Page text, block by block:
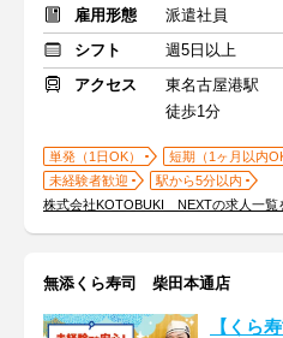
雇用形態
派遣社員
シフト
週5日以上
アクセス
東名古屋港駅
徒歩1分
単発（1日OK） 短期（1ヶ月以内
未経験者歓迎
駅から5分以内
株式会社KOTOBUKI NEXTの求人一覧
無添くら寿司 柴田本通店
【くら